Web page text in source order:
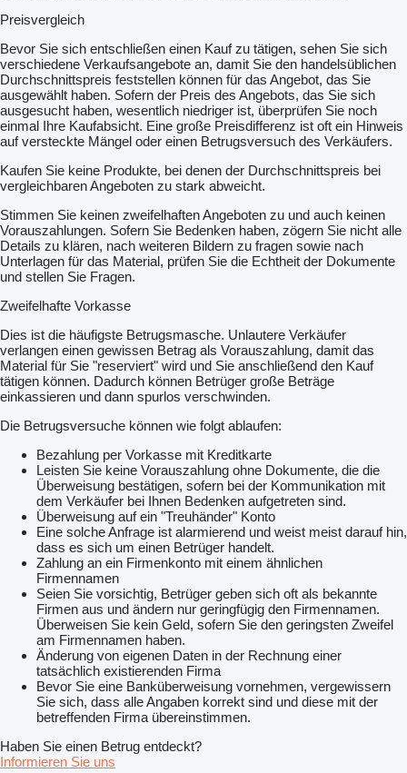
Preisvergleich
Bevor Sie sich entschließen einen Kauf zu tätigen, sehen Sie sich
verschiedene Verkaufsangebote an, damit Sie den handelsüblichen
Durchschnittspreis feststellen können für das Angebot, das Sie
ausgewählt haben. Sofern der Preis des Angebots, das Sie sich
ausgesucht haben, wesentlich niedriger ist, überprüfen Sie noch
einmal Ihre Kaufabsicht. Eine große Preisdifferenz ist oft ein Hinweis
auf versteckte Mängel oder einen Betrugsversuch des Verkäufers.
Kaufen Sie keine Produkte, bei denen der Durchschnittspreis bei
vergleichbaren Angeboten zu stark abweicht.
Stimmen Sie keinen zweifelhaften Angeboten zu und auch keinen
Vorauszahlungen. Sofern Sie Bedenken haben, zögern Sie nicht alle
Details zu klären, nach weiteren Bildern zu fragen sowie nach
Unterlagen für das Material, prüfen Sie die Echtheit der Dokumente
und stellen Sie Fragen.
Zweifelhafte Vorkasse
Dies ist die häufigste Betrugsmasche. Unlautere Verkäufer
verlangen einen gewissen Betrag als Vorauszahlung, damit das
Material für Sie "reserviert" wird und Sie anschließend den Kauf
tätigen können. Dadurch können Betrüger große Beträge
einkassieren und dann spurlos verschwinden.
Die Betrugsversuche können wie folgt ablaufen:
Bezahlung per Vorkasse mit Kreditkarte
Leisten Sie keine Vorauszahlung ohne Dokumente, die die
Überweisung bestätigen, sofern bei der Kommunikation mit
dem Verkäufer bei Ihnen Bedenken aufgetreten sind.
Überweisung auf ein "Treuhänder" Konto
Eine solche Anfrage ist alarmierend und weist meist darauf hin,
dass es sich um einen Betrüger handelt.
Zahlung an ein Firmenkonto mit einem ähnlichen
Firmennamen
Seien Sie vorsichtig, Betrüger geben sich oft als bekannte
Firmen aus und ändern nur geringfügig den Firmennamen.
Überweisen Sie kein Geld, sofern Sie den geringsten Zweifel
am Firmennamen haben.
Änderung von eigenen Daten in der Rechnung einer
tatsächlich existierenden Firma
Bevor Sie eine Banküberweisung vornehmen, vergewissern
Sie sich, dass alle Angaben korrekt sind und diese mit der
betreffenden Firma übereinstimmen.
Haben Sie einen Betrug entdeckt?
Informieren Sie uns